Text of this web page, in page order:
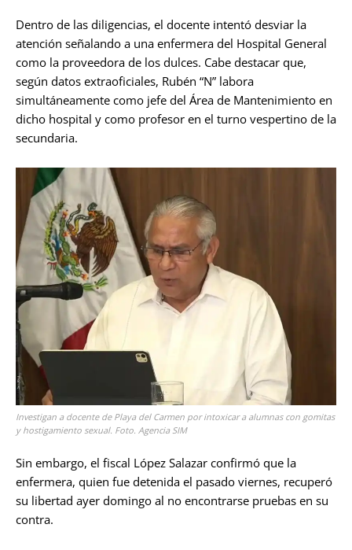
Dentro de las diligencias, el docente intentó desviar la
atención señalando a una enfermera del Hospital General
como la proveedora de los dulces. Cabe destacar que,
según datos extraoficiales, Rubén “N” labora
simultáneamente como jefe del Área de Mantenimiento en
dicho hospital y como profesor en el turno vespertino de la
secundaria.
Investigan a docente de Playa del Carmen por intoxicar a alumnas con gomitas
y hostigamiento sexual. Foto. Agencia SIM
Sin embargo, el fiscal López Salazar confirmó que la
enfermera, quien fue detenida el pasado viernes, recuperó
su libertad ayer domingo al no encontrarse pruebas en su
contra.